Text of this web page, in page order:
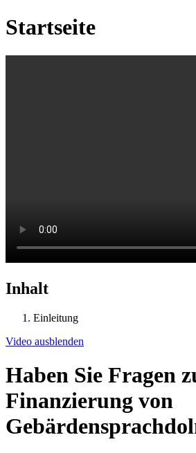
Startseite
Inhalt
Einleitung
Video ausblenden
Haben Sie Fragen
Finanzierung von